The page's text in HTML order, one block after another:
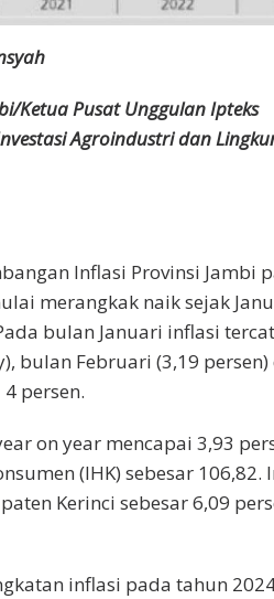
Ketua Pusat Unggulan Ipteks
Agroindustri dan
Inflasi Provinsi Jambi
merangkak naik sejak
bulan Januari inflasi
bulan Februari (3,19
persen.
on year mencapai 3,93
(IHK) sebesar 106,82.
Kerinci sebesar 6,09
inflasi pada tahun